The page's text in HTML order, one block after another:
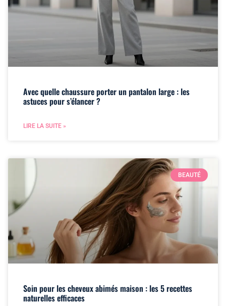
Avec quelle chaussure porter un pantalon large : les
astuces pour s’élancer ?
LIRE LA SUITE »
BEAUTÉ
Soin pour les cheveux abimés maison : les 5 recettes
naturelles efficaces